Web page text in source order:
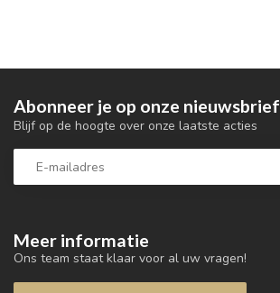
Meer informatie
Ons team staat klaar voor al uw vragen!
Abonneer je op onze nieuwsbrief
Blijf op de hoogte over onze laatste acties